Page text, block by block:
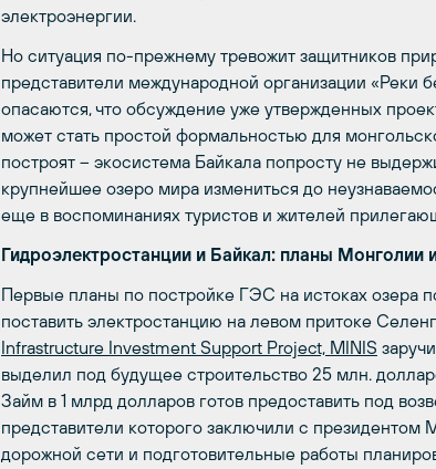
электроэнергии.
Но ситуация по-прежнему тревожит защитников
представители международной организации «Реки
опасаются, что обсуждение уже утвержденных
может стать простой формальностью для
построят – экосистема Байкала попросту не
крупнейшее озеро мира измениться до
еще в воспоминаниях туристов и жителей
Гидроэлектростанции и Байкал: планы Монголии
Первые планы по постройке ГЭС на истоках озера
поставить электростанцию на левом притоке
Infrastructure Investment Support Project, MINIS
выделил под будущее строительство 25 млн.
Займ в 1 млрд долларов готов предоставить под
представители которого заключили с
дорожной сети и подготовительные работы